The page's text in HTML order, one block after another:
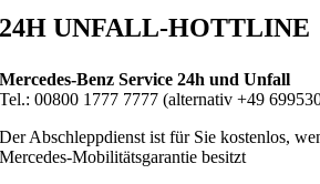
24HUNFALL-HOTTLINE
Mercedes-Benz Service 24h und Unfall
Tel.: 00800 1777 7777 (alternativ +49
Der Abschleppdienst ist für Sie kostenlos,
Mercedes-Mobilitätsgarantie besitzt